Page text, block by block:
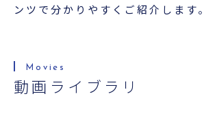
ンツで分かりやすくご紹介します。
動画ライブラリ